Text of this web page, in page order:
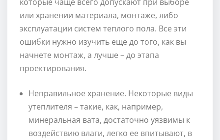
или хранении материала, монтаже, либо
эксплуатации систем теплого пола. Все эти
ошибки нужно изучить еще до того, как вы
начнете монтаж, а лучше – до этапа
проектирования.
Неправильное хранение. Некоторые виды
утеплителя – такие, как, например,
минеральная вата, достаточно уязвимы к
воздействию влаги, легко ее впитывают, в